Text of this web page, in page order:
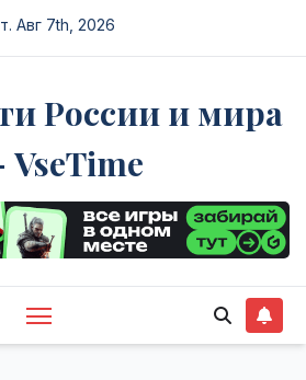
Авг 7th, 2026
России и мира